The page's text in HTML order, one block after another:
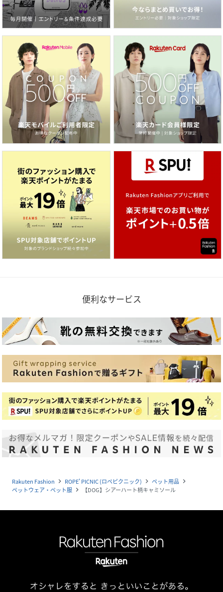
便利なサービス
Rakuten Fashion navigate_next ROPE' PICNIC (ロペピクニック) navigate_next ペット用品 navigate_next
ペットウェア・ペット服 navigate_next 【DOG】シアーハート柄キャミソール